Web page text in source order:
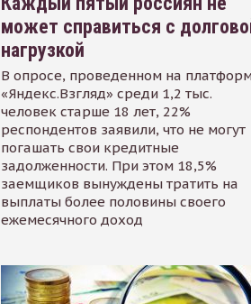
может справиться с
нагрузкой
В опросе, проведенном на
«Яндекс.Взгляд» среди 1,2 тыс.
человек старше 18 лет, 22%
респондентов заявили, что не могут
погашать свои кредитные
задолженности. При этом 18,5%
заемщиков вынуждены тратить на
выплаты более половины своего
ежемесячного доход